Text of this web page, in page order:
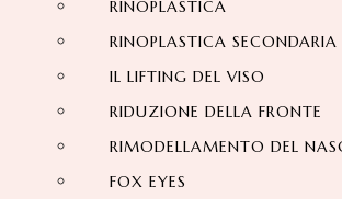
RINOPLASTICA
RINOPLASTICA SECONDARIA
IL LIFTING DEL VISO
RIDUZIONE DELLA FRONTE
RIMODELLAMENTO DEL
FOX EYES